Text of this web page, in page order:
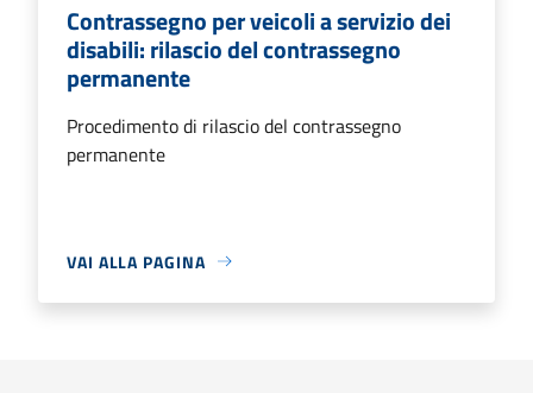
Contrassegno per veicoli a servizio dei
disabili: rilascio del contrassegno
permanente
Procedimento di rilascio del contrassegno
permanente
VAI ALLA PAGINA